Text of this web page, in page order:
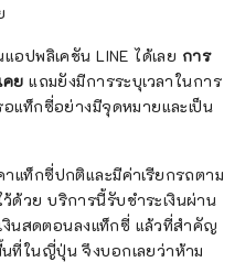
อปพลิเคชัน LINE ได้เลย การ
คย แถมยังมีการระบุเวลาในการ
แท็กซี่อย่างมีจุดหมายและเป็น
แท็กซี่ปกติและมีค่าเรียกรถตาม
ด้วย บริการนี้รับชำระเงินผ่าน
งินสดตอนลงแท็กซี่ แล้วที่สำคัญ
ที่ในญี่ปุ่น จึงบอกเลยว่าห้าม